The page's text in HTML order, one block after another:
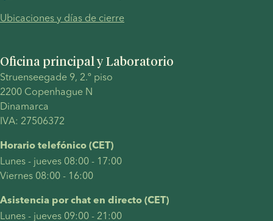
Oficina principal y Laboratorio
Struenseegade 9, 2.º piso
2200 Copenhague N
Dinamarca
IVA: 27506372
Horario telefónico (CET)
Lunes - jueves 08:00 - 17:00
Viernes 08:00 - 16:00
Asistencia por chat en directo (CET)
Lunes - jueves 09:00 - 21:00
Ubicaciones y días de cierre